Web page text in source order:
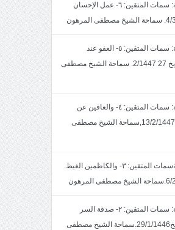
خطبة الجمعة: سمات المتقين: ٦- عمل الإحسان
خطبة الجمعة: سمات المتقين: ٥- العفو عند
المقدرة. بتاريخ 27 2/1447. سماحة الشيخ مصطفى
خطبة الجمعة: سمات المتقين: ٤- والعافين عن
الناس.بتاريخ13/2/1447,سماحة الشيخ مصطفى
خطبة الجمعةسمات المتقين: ٣- والكاظمين الغيظ.
خطبة الجمعة: سمات المتقين: ٢- صدقة السر
والعلن.. بتاريخ29/1/1446.سماحة الشيخ مصطفى